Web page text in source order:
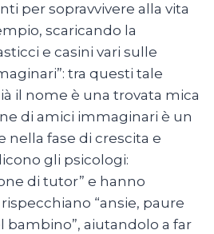
per sopravvivere alla vita
scaricando la
e casini vari sulle
tra questi tale
il nome è una trovata mica
di amici immaginari è un
fase di crescita e
gli psicologi:
di tutor” e hanno
“ansie, paure
aiutandolo a far